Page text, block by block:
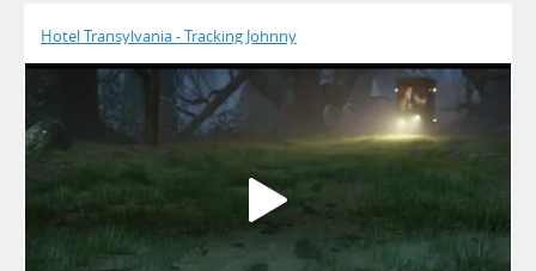
Hotel Transylvania - Tracking Johnny